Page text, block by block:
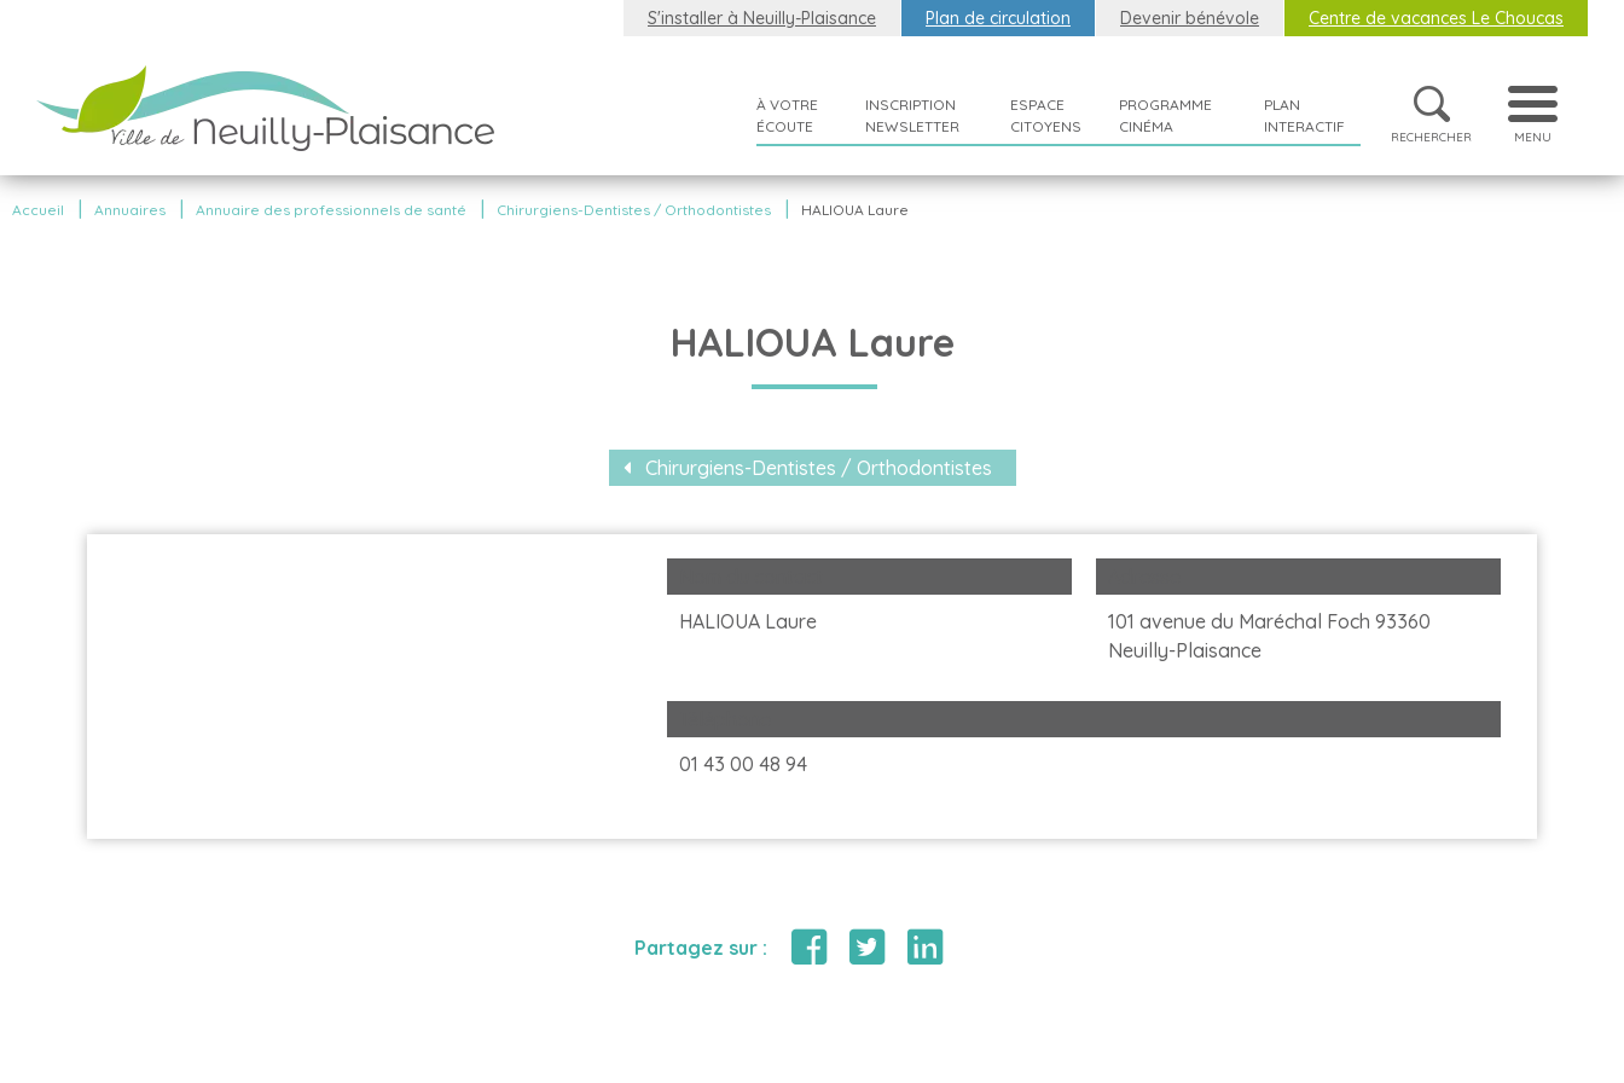
S'installer à Neuilly-Plaisance Plan de circulation Devenir bénévole Centre de vacances Le Choucas
À VOTRE
ÉCOUTE
INSCRIPTION
NEWSLETTER
ESPACE
CITOYENS
PROGRAMME
CINÉMA
PLAN
INTERACTIF
RECHERCHER MENU
Accueil Annuaires Annuaire des professionnels de santé Chirurgiens-Dentistes / Orthodontistes HALIOUA Laure
HALIOUA Laure
Chirurgiens-Dentistes / Orthodontistes
HALIOUA Laure
101 avenue du Maréchal Foch 93360
Neuilly-Plaisance
01 43 00 48 94
Partagez sur :